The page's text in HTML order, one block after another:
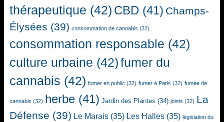
thérapeutique (42) CBD (41) Champs-
Élysées (39) consommation de cannabis (32)
consommation responsable (42)
culture urbaine (42)fumer du
cannabis (42) fumer en public (32) fumer à Paris (32) fumée de
cannabis (32) herbe (41) Jardin des Plantes (34) joints (32) La
Défense (39) Le Marais (35) Les Halles (35) législation du